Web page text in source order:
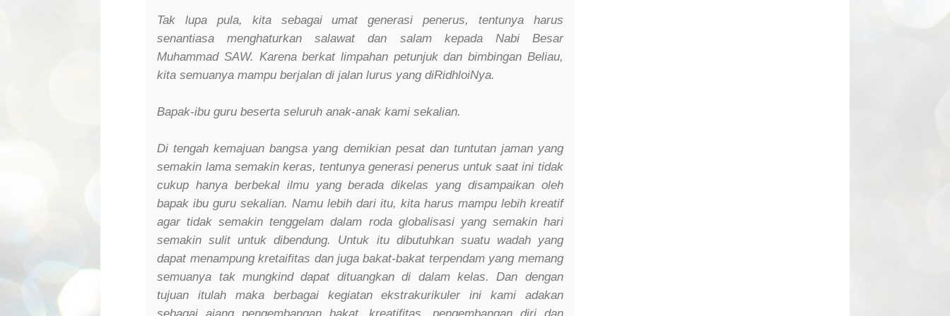
Tak lupa pula, kita sebagai umat generasi penerus, tentunya harus
senantiasa menghaturkan salawat dan salam kepada Nabi Besar
Muhammad SAW. Karena berkat limpahan petunjuk dan bimbingan Beliau,
kita semuanya mampu berjalan di jalan lurus yang diRidhloiNya.
Bapak-ibu guru beserta seluruh anak-anak kami sekalian.
Di tengah kemajuan bangsa yang demikian pesat dan tuntutan jaman yang
semakin lama semakin keras, tentunya generasi penerus untuk saat ini tidak
cukup hanya berbekal ilmu yang berada dikelas yang disampaikan oleh
bapak ibu guru sekalian. Namu lebih dari itu, kita harus mampu lebih kreatif
agar tidak semakin tenggelam dalam roda globalisasi yang semakin hari
semakin sulit untuk dibendung. Untuk itu dibutuhkan suatu wadah yang
dapat menampung kretaifitas dan juga bakat-bakat terpendam yang memang
semuanya tak mungkind dapat dituangkan di dalam kelas. Dan dengan
tujuan itulah maka berbagai kegiatan ekstrakurikuler ini kami adakan